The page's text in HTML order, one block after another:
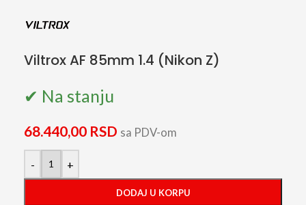
Viltrox AF 85mm 1.4 (Nikon Z)
✔ Na stanju
68.440,00 RSD sa PDV-om
- +
DODAJ U KORPU